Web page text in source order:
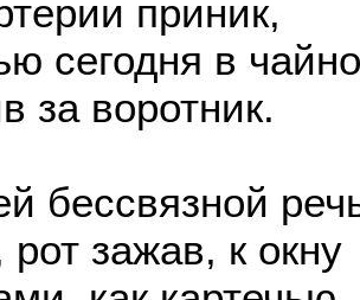
приник,
сегодня в
за воротник.
бессвязной
рот зажав, к окну